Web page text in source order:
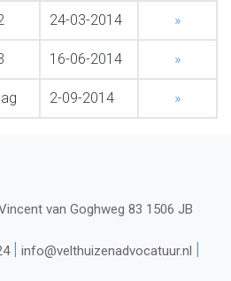
24-03-2014 »
16-06-2014 »
2-09-2014 »
van Goghweg 83 1506 JB
| info@velthuizenadvocatuur.nl |